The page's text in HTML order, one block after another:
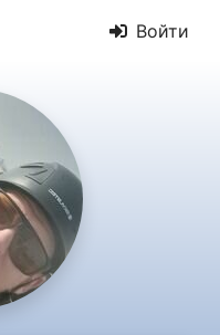
Войти